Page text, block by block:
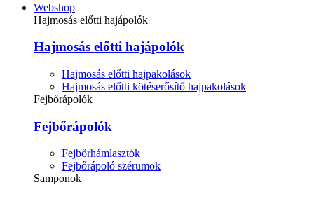
Webshop
Hajmosás előtti hajápolók
Hajmosás előtti hajápolók
Hajmosás előtti hajpakolások
Hajmosás előtti kötéserősítő hajpakolások
Fejbőrápolók
Fejbőrápolók
Fejbőrhámlasztók
Fejbőrápoló szérumok
Samponok